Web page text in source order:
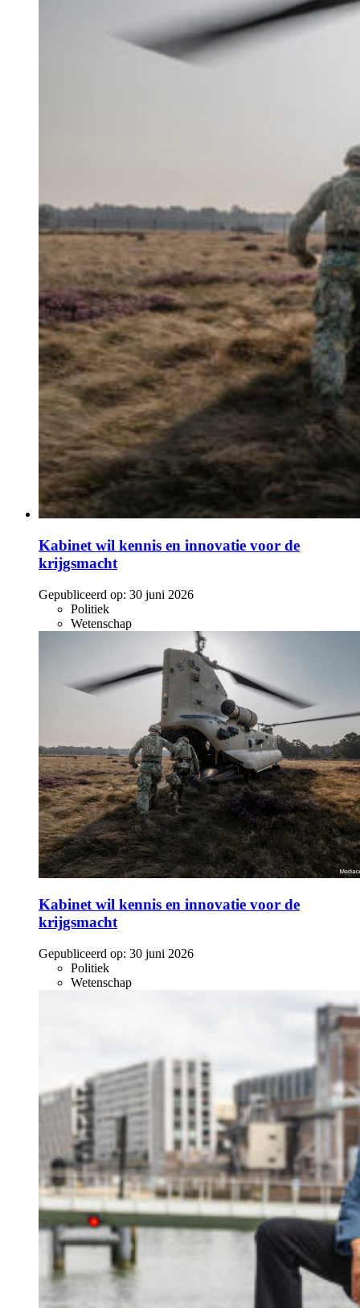
Kabinet wil kennis en innovatie voor de
krijgsmacht
Gepubliceerd op: 30 juni 2026
Politiek
Wetenschap
Kabinet wil kennis en innovatie voor de
krijgsmacht
Gepubliceerd op: 30 juni 2026
Politiek
Wetenschap